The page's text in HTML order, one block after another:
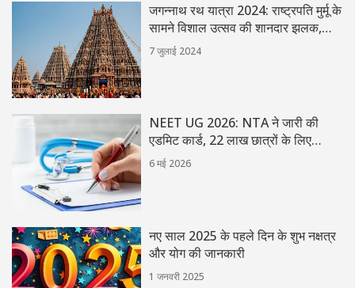
जगन्नाथ रथ यात्रा 2024: राष्ट्रपति मुर्मू के
सामने विशाल उत्सव की शानदार झलक,
कड़ी सुरक्षा में सम्पन्न
7 जुलाई 2024
NEET UG 2026: NTA ने जारी की
एडमिट कार्ड, 22 लाख छात्रों के लिए
खुशखबरी
6 मई 2026
नए साल 2025 के पहले दिन के शुभ नक्षत्र
और योग की जानकारी
1 जनवरी 2025